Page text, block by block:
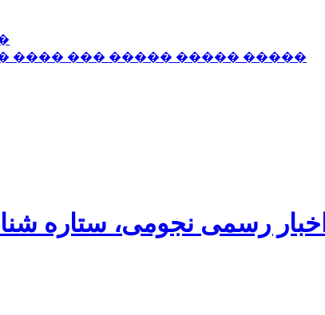
���� ��� ����� ����� �����
رسمی نجومی، ستاره